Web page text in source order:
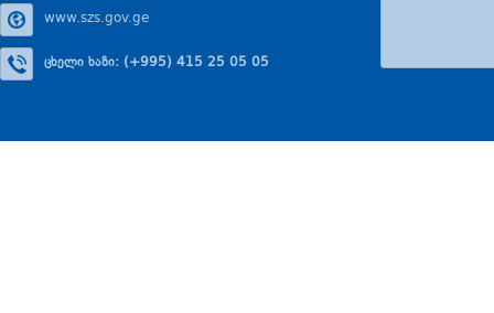
www.szs.gov.ge
ცხელი ხაზი: (+995) 415 25 05 05